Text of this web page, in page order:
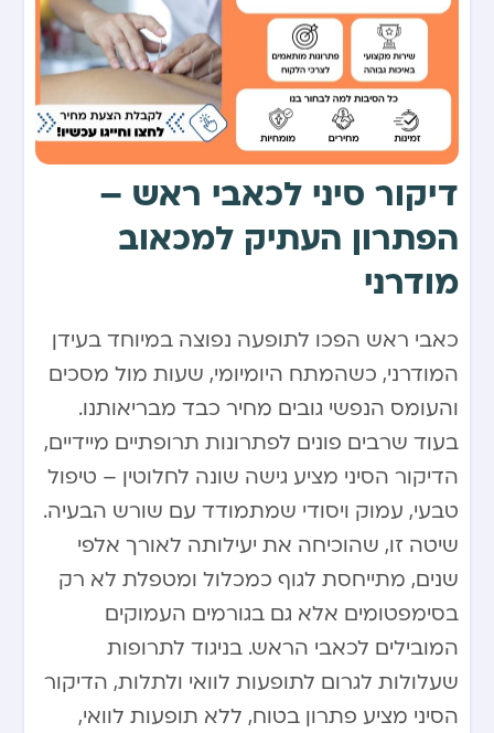
דיקור סיני לכאבי ראש –
הפתרון העתיק למכאוב
מודרני
כאבי ראש הפכו לתופעה נפוצה במיוחד בעידן
המודרני, כשהמתח היומיומי, שעות מול מסכים
והעומס הנפשי גובים מחיר כבד מבריאותנו.
בעוד שרבים פונים לפתרונות תרופתיים מיידיים,
הדיקור הסיני מציע גישה שונה לחלוטין – טיפול
טבעי, עמוק ויסודי שמתמודד עם שורש הבעיה.
שיטה זו, שהוכיחה את יעילותה לאורך אלפי
שנים, מתייחסת לגוף כמכלול ומטפלת לא רק
בסימפטומים אלא גם בגורמים העמוקים
המובילים לכאבי הראש. בניגוד לתרופות
שעלולות לגרום לתופעות לוואי ולתלות, הדיקור
הסיני מציע פתרון בטוח, ללא תופעות לוואי,